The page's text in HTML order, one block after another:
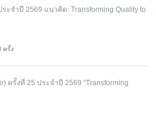
ะจำปี 2569 แนวคิด: Transforming Quality to
ครั้ง
ครั้งที่ 25 ประจำปี 2569 “Transforming